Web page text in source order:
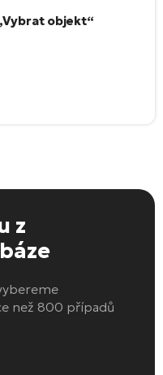
objekt“
z
než 800 případů